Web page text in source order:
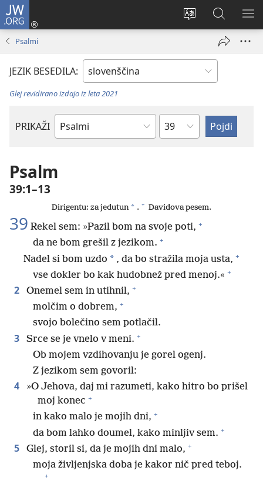
JW.ORG
Spremeni
spletnega
mesta
Prijava
(odpre
Iskanje
po
JW.ORG
Psalmi
JEZIK BESEDILA:
Glej revidirano izdajo iz leta 2021
PRIKAŽI
Po
Poglavje
Psalm
39:1–13
Dirigentu: za jedutun * . + Davidova pesem.
39 Rekel sem: »Pazil bom na svoje poti, +
da ne bom grešil z jezikom. +
Nadel si bom uzdo * , da bo stražila moja usta, +
vse dokler bo kak hudobnež pred menoj.« +
2 Onemel sem in utihnil, +
molčim o dobrem, +
svojo bolečino sem potlačil.
3 Srce se je vnelo v meni. +
Ob mojem vzdihovanju je gorel ogenj.
Z jezikom sem govoril:
4
»O Jehova, daj mi razumeti, kako hitro bo prišel
moj konec +
in kako malo je mojih dni, +
da bom lahko doumel, kako minljiv sem. +
5 Glej, storil si, da je mojih dni malo, +
moja življenjska doba je kakor nič pred teboj.
+